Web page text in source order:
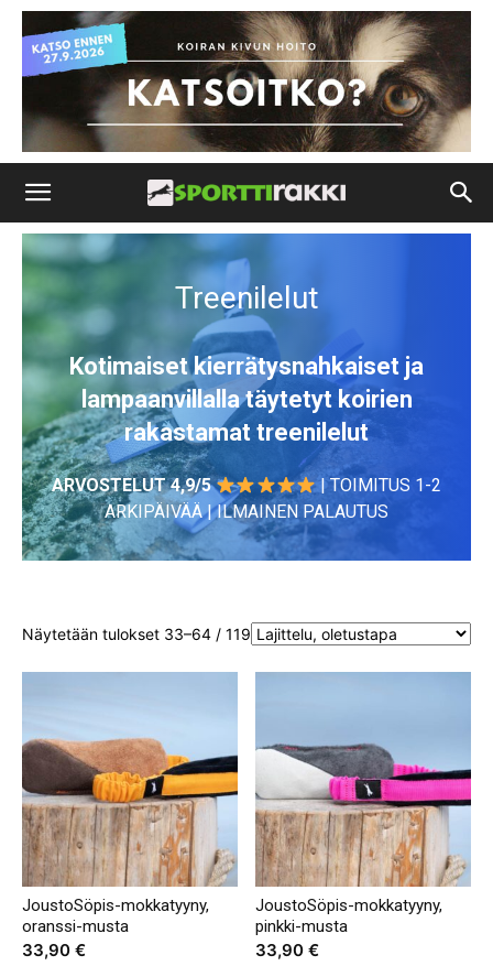
Treenilelut
Kotimaiset kierrätysnahkaiset ja
lampaanvillalla täytetyt koirien
rakastamat treenilelut
ARVOSTELUT 4,9/5
| TOIMITUS 1-2
ARKIPÄIVÄÄ | ILMAINEN PALAUTUS
Näytetään tulokset 33–64 / 119
JoustoSöpis-mokkatyyny,
oranssi-musta
33,90 €
JoustoSöpis-mokkatyyny,
pinkki-musta
33,90€